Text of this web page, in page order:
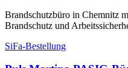
Brandschutzbüro in Chemnitz
Brandschutz und
SiFa-Bestellung